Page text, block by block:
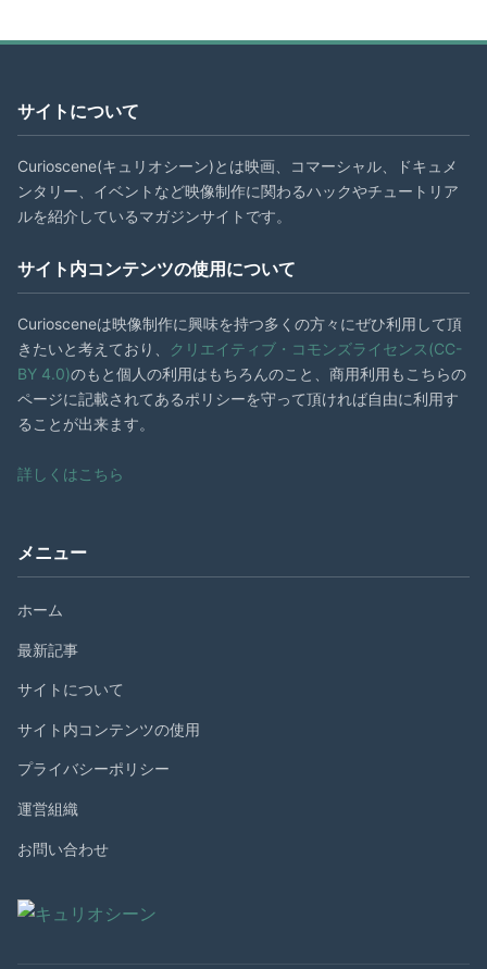
サイトについて
Curioscene(キュリオシーン)とは映画、コマーシャル、ドキュメ
ンタリー、イベントなど映像制作に関わるハックやチュートリア
ルを紹介しているマガジンサイトです。
サイト内コンテンツの使用について
Curiosceneは映像制作に興味を持つ多くの方々にぜひ利用して頂
きたいと考えており、
クリエイティブ・コモンズライセンス(CC-
BY 4.0)のもと個人の利用はもちろんのこと、商用利用もこちらの
ページに記載されてあるポリシーを守って頂ければ自由に利用す
ることが出来ます。
詳しくはこちら
メニュー
ホーム
最新記事
サイトについて
サイト内コンテンツの使用
プライバシーポリシー
運営組織
お問い合わせ